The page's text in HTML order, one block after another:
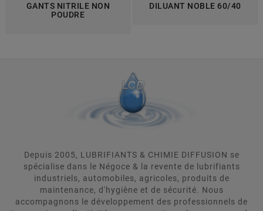
GANTS NITRILE NON
POUDRE
DILUANT NOBLE 60/40
Depuis 2005, LUBRIFIANTS & CHIMIE DIFFUSION se
spécialise dans le Négoce & la revente de lubrifiants
industriels, automobiles, agricoles, produits de
maintenance, d'hygiène et de sécurité. Nous
accompagnons le développement des professionnels de